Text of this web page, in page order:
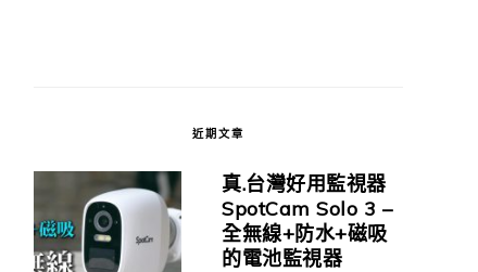
近期文章
真.台灣好用監視器
SpotCam Solo 3 –
全無線+防水+磁吸
的電池監視器